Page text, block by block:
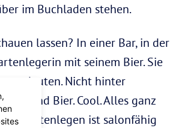
im Buchladen stehen.
lassen? In einer Bar, in der
mit seinem Bier. Sie
Nicht hinter
Bar und Bier. Cool. Alles ganz
Kartenlegen ist salonfähig